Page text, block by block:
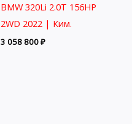
BMW 320Li 2.0T 156HP
2WD 2022 | Ким.
3 058 800₽